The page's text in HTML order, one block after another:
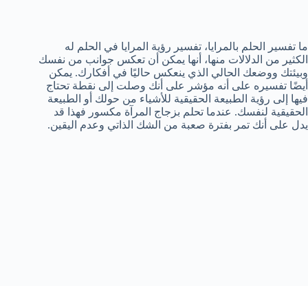
ما تفسير الحلم بالمرايا، تفسير رؤية المرايا في الحلم له
الكثير من الدلالات منها، أنها يمكن أن تعكس جوانب من نفسك
وبيئتك ووضعك الحالي الذي ينعكس حاليًا في أفكارك. يمكن
أيضًا تفسيره على أنه مؤشر على أنك وصلت إلى نقطة تحتاج
فيها إلى رؤية الطبيعة الحقيقية للأشياء من حولك أو الطبيعة
الحقيقية لنفسك. عندما تحلم بزجاج المرآة مكسور فهذا قد
يدل على أنك تمر بفترة صعبة من الشك الذاتي وعدم اليقين.